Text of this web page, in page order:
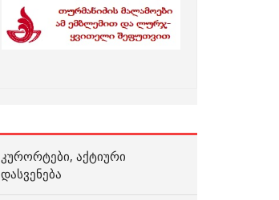
ᲙᲣᲠᲝᲠᲢᲔᲑᲘ, ᲐᲥᲢᲘᲣᲠᲘ
ᲓᲐᲡᲕᲔᲜᲔᲑᲐ